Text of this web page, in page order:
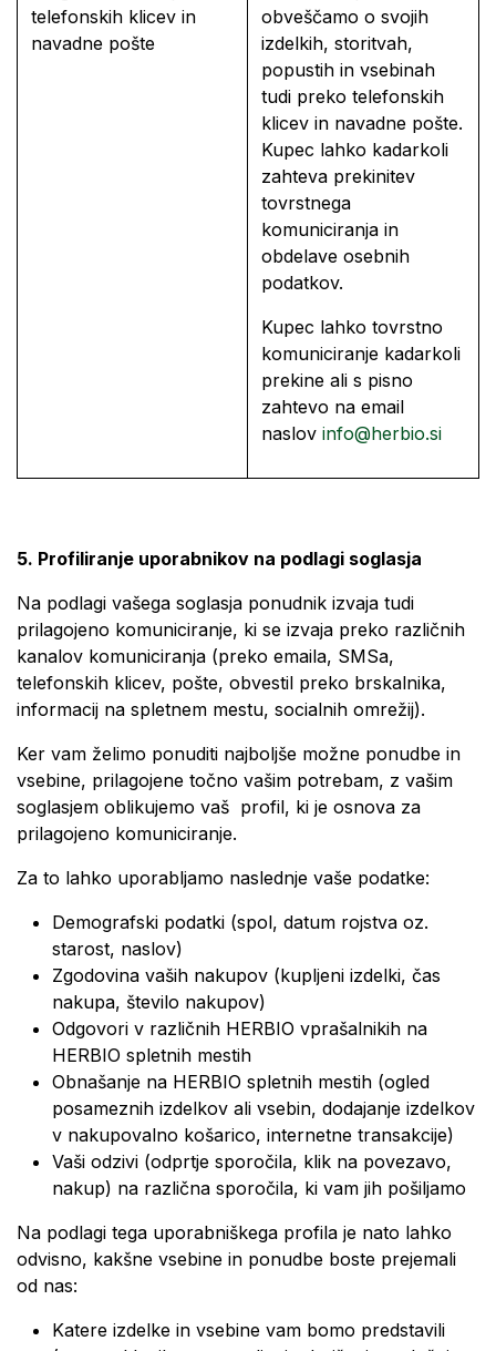
telefonskih klicev in
navadne pošte
obveščamo o svojih
izdelkih, storitvah,
popustih in vsebinah
tudi preko telefonskih
klicev in navadne pošte.
Kupec lahko kadarkoli
zahteva prekinitev
tovrstnega
komuniciranja in
obdelave osebnih
podatkov.
Kupec lahko tovrstno
komuniciranje kadarkoli
prekine ali s pisno
zahtevo na email
naslov info@herbio.si
5. Profiliranje uporabnikov na podlagi soglasja
Na podlagi vašega soglasja ponudnik izvaja tudi
prilagojeno komuniciranje, ki se izvaja preko različnih
kanalov komuniciranja (preko emaila, SMSa,
telefonskih klicev, pošte, obvestil preko brskalnika,
informacij na spletnem mestu, socialnih omrežij).
Ker vam želimo ponuditi najboljše možne ponudbe in
vsebine, prilagojene točno vašim potrebam, z vašim
soglasjem oblikujemo vaš profil, ki je osnova za
prilagojeno komuniciranje.
Za to lahko uporabljamo naslednje vaše podatke:
Demografski podatki (spol, datum rojstva oz.
starost, naslov)
Zgodovina vaših nakupov (kupljeni izdelki, čas
nakupa, število nakupov)
Odgovori v različnih HERBIO vprašalnikih na
HERBIO spletnih mestih
Obnašanje na HERBIO spletnih mestih (ogled
posameznih izdelkov ali vsebin, dodajanje izdelkov
v nakupovalno košarico, internetne transakcije)
Vaši odzivi (odprtje sporočila, klik na povezavo,
nakup) na različna sporočila, ki vam jih pošiljamo
Na podlagi tega uporabniškega profila je nato lahko
odvisno, kakšne vsebine in ponudbe boste prejemali
od nas:
Katere izdelke in vsebine vam bomo predstavili